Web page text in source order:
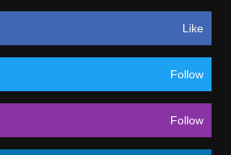
Like
Follow
Follow